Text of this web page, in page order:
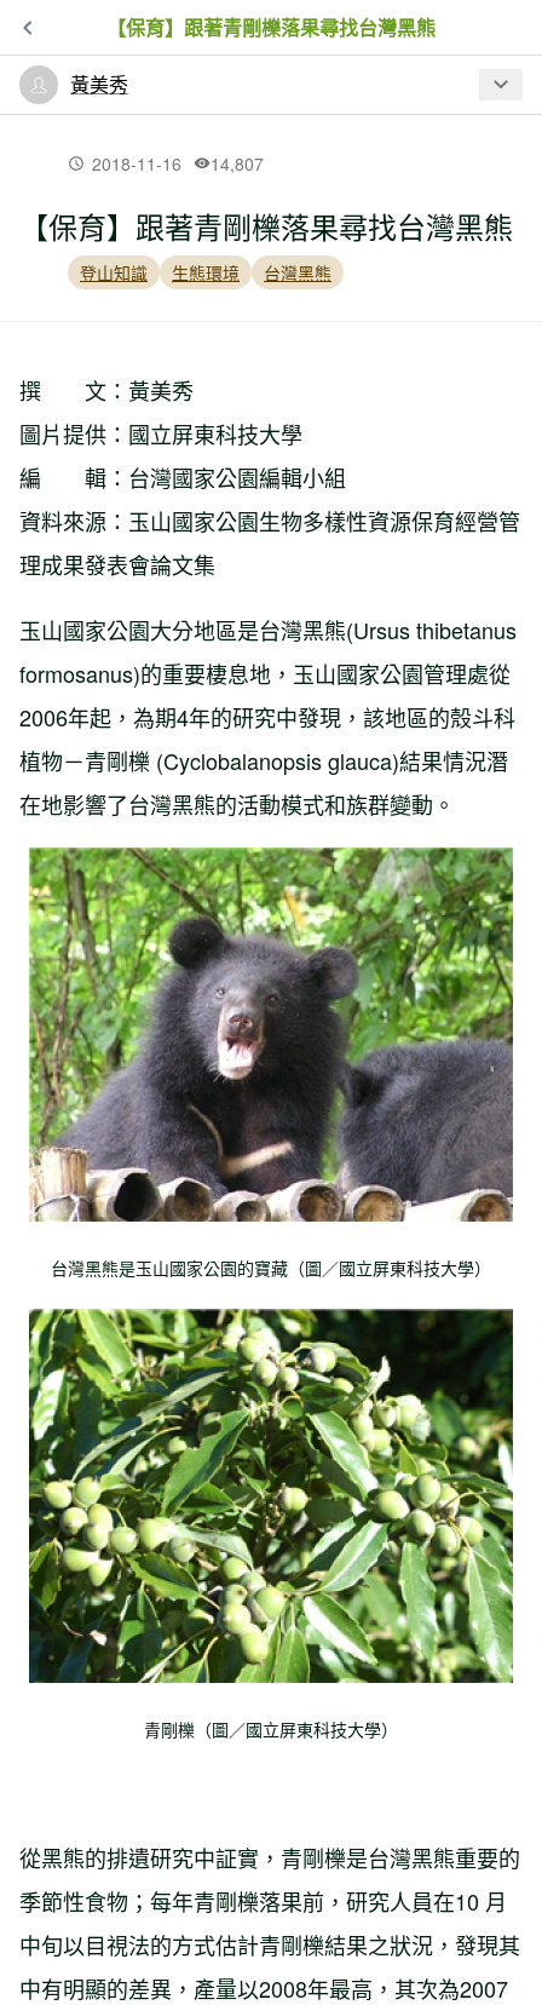
【保育】跟著青剛櫟落果尋找台灣黑熊
黃美秀
最新文章
【書摘】《小熊回家：南安小熊教我們
的事》－「熊麻雞」來了！
――南安小熊落難記
【書摘】「黑熊媽媽」黃美秀最新著
過與野放始末
2018-11-16 14,807
【保育】跟著青剛櫟落果尋找台灣黑熊
登山知識 生態環境 台灣黑熊
撰 文：黃美秀
圖片提供：國立屏東科技大學
編 輯：台灣國家公園編輯小組
資料來源：玉山國家公園生物多樣性資源保育經營管
理成果發表會論文集
玉山國家公園大分地區是台灣黑熊(Ursus thibetanus
formosanus)的重要棲息地，玉山國家公園管理處從
2006年起，為期4年的研究中發現，該地區的殼斗科
植物－青剛櫟 (Cyclobalanopsis glauca)結果情況潛
在地影響了台灣黑熊的活動模式和族群變動。
台灣黑熊是玉山國家公園的寶藏（圖／國立屏東科技大學）
青剛櫟（圖／國立屏東科技大學）
從黑熊的排遺研究中証實，青剛櫟是台灣黑熊重要的
季節性食物；每年青剛櫟落果前，研究人員在10 月
中旬以目視法的方式估計青剛櫟結果之狀況，發現其
中有明顯的差異，產量以2008年最高，其次為2007